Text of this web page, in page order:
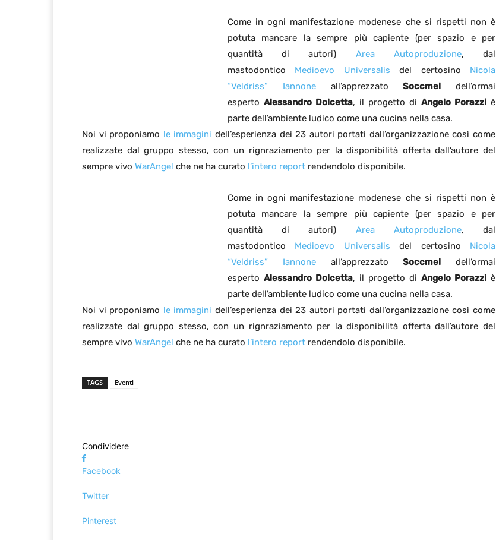
Come in ogni manifestazione modenese che si rispetti non è
potuta mancare la sempre più capiente (per spazio e per
quantità di autori) Area Autoproduzione, dal
mastodontico Medioevo Universalis del certosino Nicola
“Veldriss” Iannoneall’apprezzatoSoccmel dell’ormai
esperto Alessandro Dolcetta, il progetto di Angelo Porazzi è
parte dell’ambiente ludico come una cucina nella casa.
Noi vi proponiamo le immagini dell’esperienza dei 23 autori portati dall’organizzazione così come
realizzate dal gruppo stesso, con un rignraziamento per la disponibilità offerta dall’autore del
sempre vivo WarAngel che ne ha curato l’intero report rendendolo disponibile.
Come in ogni manifestazione modenese che si rispetti non è
potuta mancare la sempre più capiente (per spazio e per
quantità di autori) Area Autoproduzione, dal
mastodontico Medioevo Universalis del certosino Nicola
“Veldriss” Iannoneall’apprezzatoSoccmel dell’ormai
esperto Alessandro Dolcetta, il progetto di Angelo Porazzi è
parte dell’ambiente ludico come una cucina nella casa.
Noi vi proponiamo le immagini dell’esperienza dei 23 autori portati dall’organizzazione così come
realizzate dal gruppo stesso, con un rignraziamento per la disponibilità offerta dall’autore del
sempre vivo WarAngel che ne ha curato l’intero report rendendolo disponibile.
TAGS Eventi
Condividere
Facebook
Twitter
Pinterest